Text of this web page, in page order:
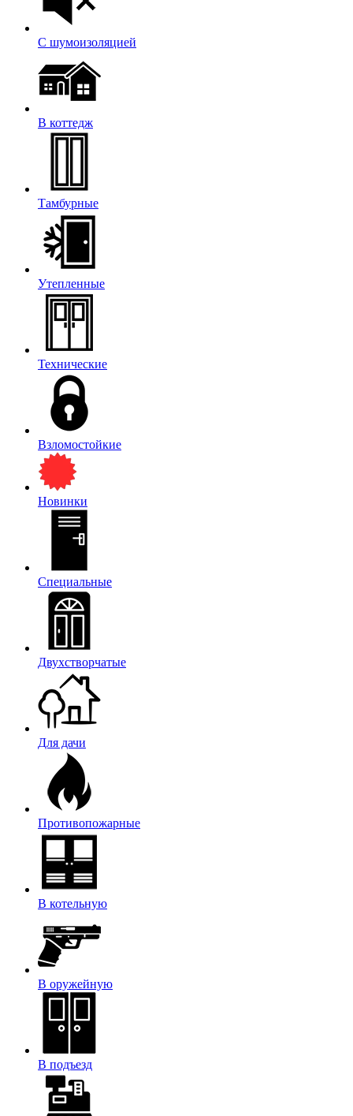
С шумоизоляцией
В коттедж
Тамбурные
Утепленные
Технические
Взломостойкие
Новинки
Специальные
Двухстворчатые
Для дачи
Противопожарные
В котельную
В оружейную
В подъезд